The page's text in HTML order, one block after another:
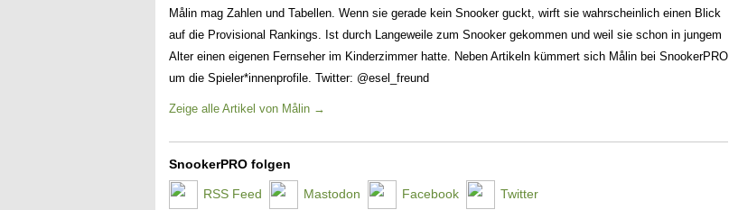
Målin mag Zahlen und Tabellen. Wenn sie gerade kein Snooker guckt, wirft sie wahrscheinlich einen Blick
auf die Provisional Rankings. Ist durch Langeweile zum Snooker gekommen und weil sie schon in jungem
Alter einen eigenen Fernseher im Kinderzimmer hatte. Neben Artikeln kümmert sich Målin bei SnookerPRO
um die Spieler*innenprofile. Twitter: @esel_freund
Zeige alle Artikel von Målin →
SnookerPRO folgen
RSS Feed Mastodon Facebook
Twitter